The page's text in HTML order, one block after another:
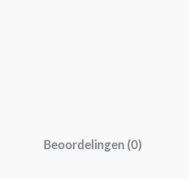
Beoordelingen (0)